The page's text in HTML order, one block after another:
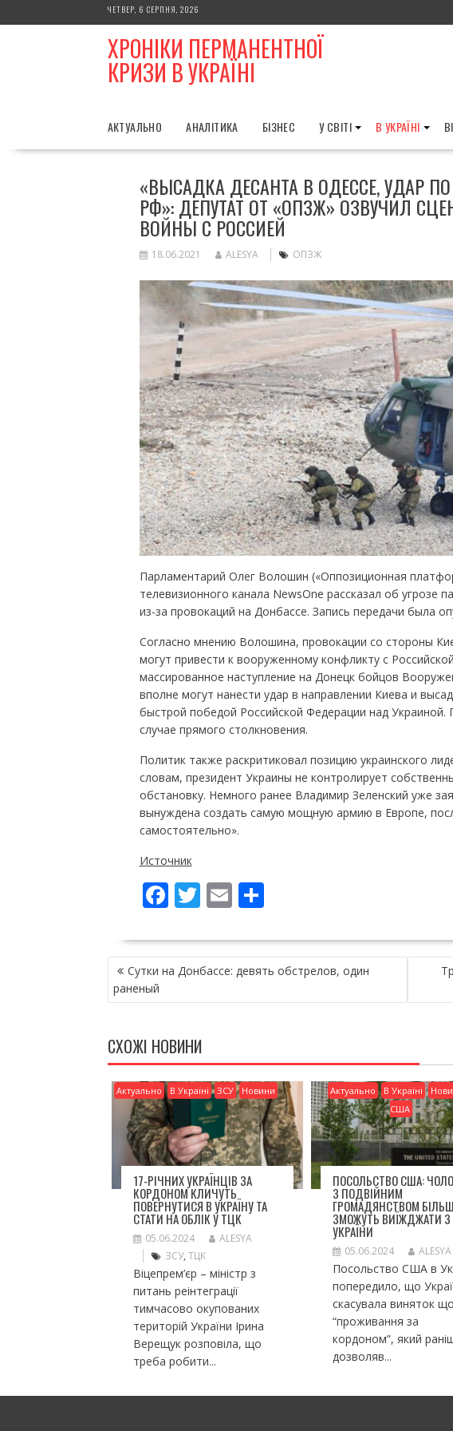
to
ЧЕТВЕР, 6 СЕРПНЯ, 2026
ХРОНІКИ ПЕРМАНЕНТНОЇ
КРИЗИ В УКРАЇНІ
АКТУАЛЬНО АНАЛІТИКА БІЗНЕС У СВІТІ В УКРАЇНІ
«ВЫСАДКА ДЕСАНТА В ОДЕССЕ, УДАР
РФ»: ДЕПУТАТ ОТ «ОПЗЖ» ОЗВУЧИЛ
ВОЙНЫ С РОССИЕЙ
18.06.2021 ALESYA ОПЗЖ
Парламентарий Олег Волошин («Оппозиционная
телевизионного канала NewsOne рассказал об угрозе
из-за провокаций на Донбассе. Запись передачи была
Согласно мнению Волошина, провокации со стороны
могут привести к вооруженному конфликту с
массированное наступление на Донецк бойцов
вполне могут нанести удар в направлении Киева и
быстрой победой Российской Федерации над Украиной.
случае прямого столкновения.
Политик также раскритиковал позицию украинского
словам, президент Украины не контролирует
обстановку. Немного ранее Владимир Зеленский уже
вынуждена создать самую мощную армию в Европе,
самостоятельно».
Источник
F
e
b
o
k
T
itt
er
E
ai
l
П
ді
л
и
ся
НАВІГАЦІЯ
ЗАПИСІВ
Сутки на Донбассе: девять обстрелов, один
раненый
СХОЖІ НОВИНИ
Актуально В Україні ЗСУ Новини
17-РІЧНИХ УКРАЇНЦІВ ЗА
КОРДОНОМ КЛИЧУТЬ
ПОВЕРНУТИСЯ В УКРАЇНУ ТА
СТАТИ НА ОБЛІК У ТЦК
05.06.2024
ALESYA
ЗСУ, ТЦК
Віцепрем’єр – міністр з
питань реінтеграції
тимчасово окупованих
територій України Ірина
Верещук розповіла, що
треба робити...
Актуально В Україні
США
ПОСОЛЬСТВО США:
З ПОДВІЙНИМ
ГРОМАДЯНСТВОМ
ЗМОЖУТЬ ВИЇЖДЖАТИ З
УКРАЇНИ
05.06.2024 ALESYA
Посольство США в
попередило, що
скасувала виняток
“проживання за
кордоном”, який
дозволяв...